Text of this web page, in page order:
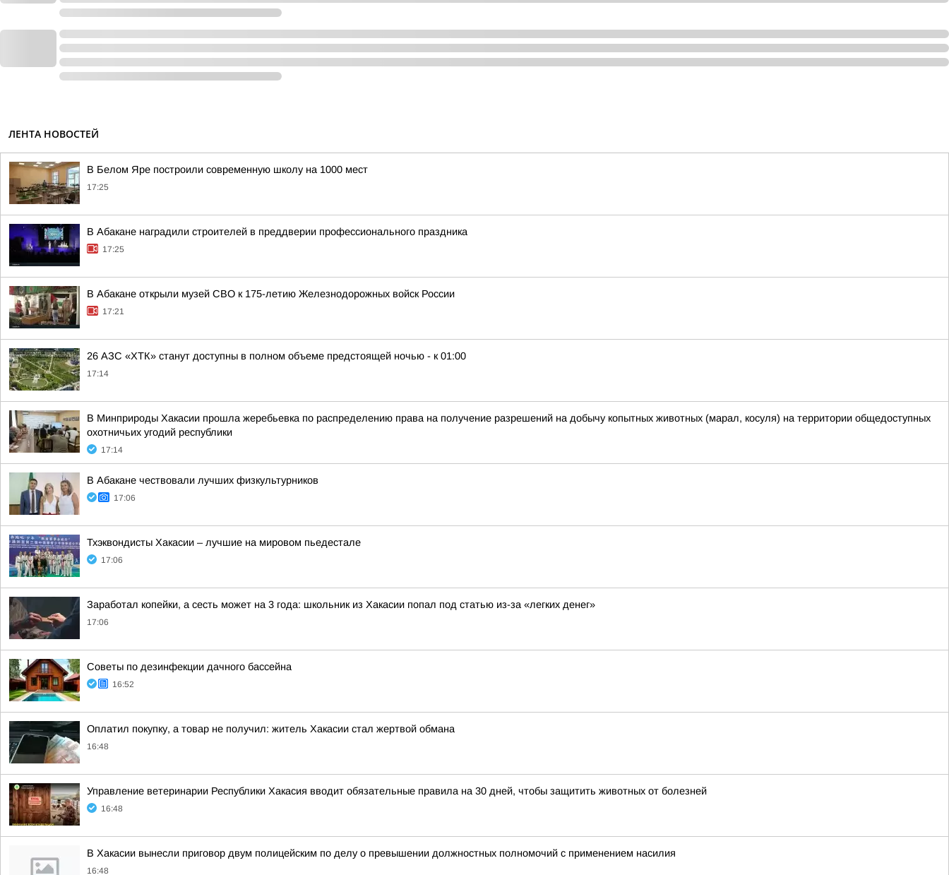
ЛЕНТА НОВОСТЕЙ
В Белом Яре построили современную школу на 1000 мест
17:25
В Абакане наградили строителей в преддверии профессионального праздника
17:25
В Абакане открыли музей СВО к 175-летию Железнодорожных войск России
17:21
26 АЗС «ХТК» станут доступны в полном объеме предстоящей ночью - к 01:00
17:14
В Минприроды Хакасии прошла жеребьевка по распределению права на получение разрешений на добычу копытных животных (марал, косуля) на территории общедоступных
охотничьих угодий республики
17:14
В Абакане чествовали лучших физкультурников
17:06
Тхэквондисты Хакасии – лучшие на мировом пьедестале
17:06
Заработал копейки, а сесть может на 3 года: школьник из Хакасии попал под статью из-за «легких денег»
17:06
Советы по дезинфекции дачного бассейна
16:52
Оплатил покупку, а товар не получил: житель Хакасии стал жертвой обмана
16:48
Управление ветеринарии Республики Хакасия вводит обязательные правила на 30 дней, чтобы защитить животных от болезней
16:48
В Хакасии вынесли приговор двум полицейским по делу о превышении должностных полномочий с применением насилия
16:48